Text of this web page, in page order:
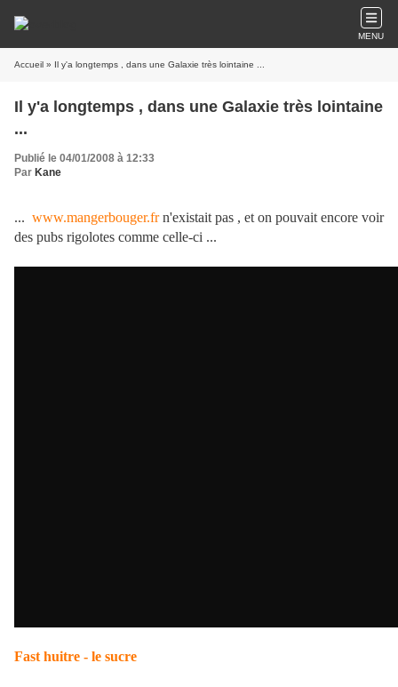
MENU
Accueil » Il y'a longtemps , dans une Galaxie très lointaine ...
Il y'a longtemps , dans une Galaxie très lointaine
...
Publié le 04/01/2008 à 12:33
Par Kane
... www.mangerbouger.frn'existait pas , et on pouvait encore voir
des pubs rigolotes comme celle-ci ...
Fast huitre - le sucre